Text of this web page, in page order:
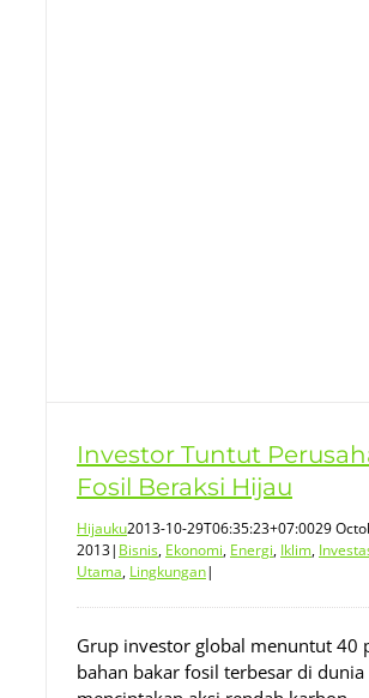
Investor Tuntut
Fosil Beraksi Hijau
Hijauku2013-10-29T06:35:23+07:0029
2013| Bisnis, Ekonomi, Energi, Iklim,
Utama, Lingkungan|
Grup investor global menuntut 40
bahan bakar fosil terbesar di dunia